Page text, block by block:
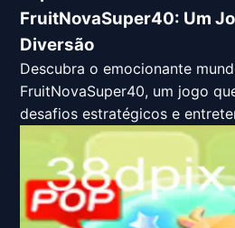
FruitNovaSuper40: Um
Diversão
Descubra o emocionante
FruitNovaSuper40, um jogo
desafios estratégicos e